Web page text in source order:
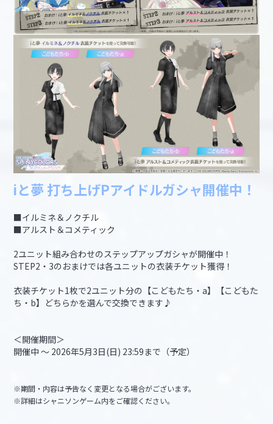
iと夢 打ち上げPアイドルガシャ開催中！
■イルミネ＆ノクチル
■アルスト＆コメティック
2ユニット組み合わせのステップアップガシャが開催中！
STEP2・3のおまけでは各ユニットの衣装チケット獲得！
衣装チケット1枚で2ユニット分の【こどもたち・a】【こどもた
ち・b】どちらかを選んで交換できます♪
＜開催期間＞
開催中 ～ 2026年5月3日(日) 23:59まで（予定）
※期間・内容は予告なく変更となる場合がございます。
※詳細はシャニソンゲーム内をご確認ください。